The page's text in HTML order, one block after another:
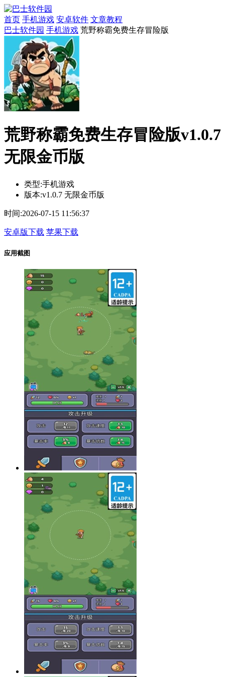
首页 手机游戏 安卓软件 文章教程
巴士软件园 手机游戏 荒野称霸免费生存冒险版
荒野称霸免费生存冒险版v1.0.7
无限金币版
类型:手机游戏
版本:v1.0.7 无限金币版
时间:2026-07-15 11:56:37
安卓版下载 苹果下载
应用截图